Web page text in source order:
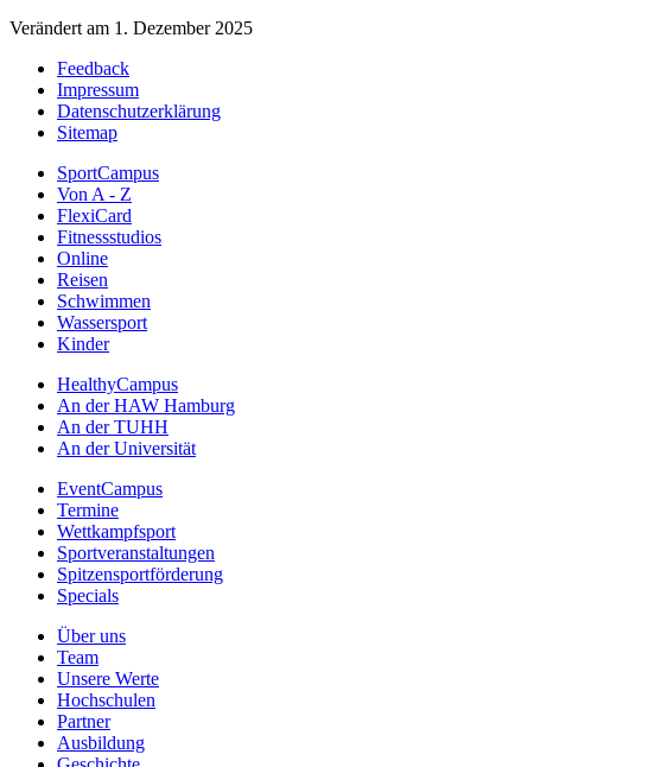
Verändert am 1. Dezember 2025
Feedback
Impressum
Datenschutzerklärung
Sitemap
SportCampus
Von A - Z
FlexiCard
Fitnessstudios
Online
Reisen
Schwimmen
Wassersport
Kinder
HealthyCampus
An der HAW Hamburg
An der TUHH
An der Universität
EventCampus
Termine
Wettkampfsport
Sportveranstaltungen
Spitzensportförderung
Specials
Über uns
Team
Unsere Werte
Hochschulen
Partner
Ausbildung